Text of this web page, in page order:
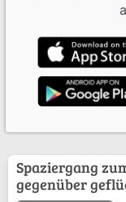
Spaziergang
gegenüber